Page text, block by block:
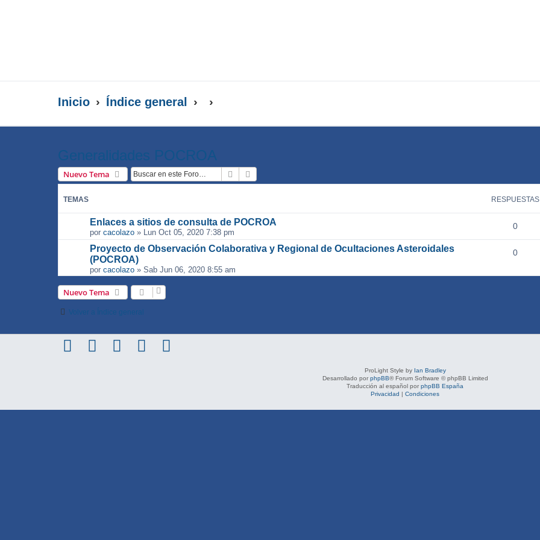
Inicio Índice general
Generalidades POCROA
Nuevo Tema Buscar
TEMAS RESPUESTAS
Enlaces a sitios de consulta de POCROA
por cacolazo » Lun Oct 05, 2020 7:38 pm
0
Proyecto de Observación Colaborativa y Regional de Ocultaciones Asteroidales
(POCROA)
por cacolazo » Sab Jun 06, 2020 8:55 am
0
Nuevo Tema
Volver a Índice general
ProLight Style by Ian Bradley
Desarrollado por phpBB® Forum Software © phpBB Limited
Traducción al español por phpBB España
Privacidad | Condiciones